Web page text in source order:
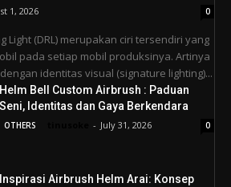
1, 2026 0
Light (DRL) merupakan ciri tersendiri yang
pada setiap mobil produksinya. Artinya
identitas visual (signature lighting)...
Helm Bell Custom Airbrush : Paduan
Seni, Identitas dan Gaya Berkendara
OTHERS - July 31, 2026 0
Inspirasi Airbrush Helm Arai: Konsep